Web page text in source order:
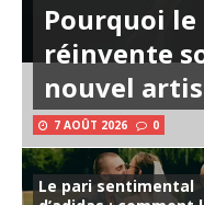
Pourquoi le
réinvente
nouvel
7 AOÛT 2026 0
Le pari sentimental